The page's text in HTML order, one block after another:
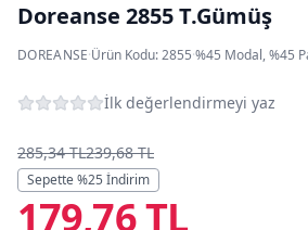
Çocuk
Fantazi
Büyük
Beden
Doreanse 2855 T.Gümüş
DOREANSE·Ürün Kodu:2855·%45 Modal, %45
İlk değerlendirmeyi yaz
285,34 TL239,68 TL
Sepette %25 İndirim
179,76 TL